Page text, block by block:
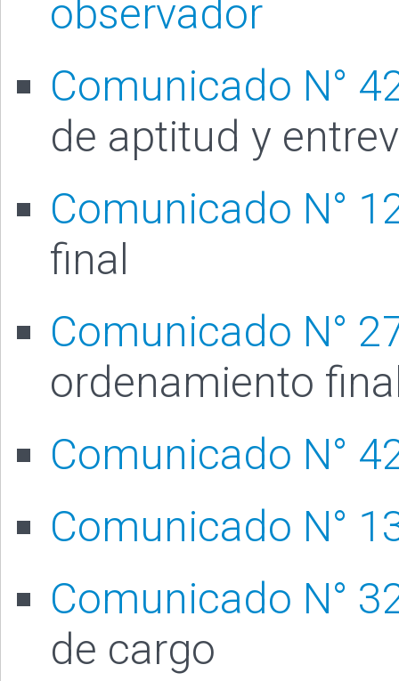
observador
Comunicado N°
de aptitud y
Comunicado N°
final
Comunicado N°
ordenamiento
Comunicado N°
Comunicado N°
Comunicado N°
de cargo